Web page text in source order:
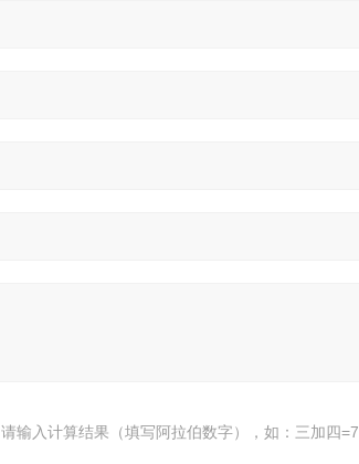
请输入计算结果（填写阿拉伯数字），如：三加四=7